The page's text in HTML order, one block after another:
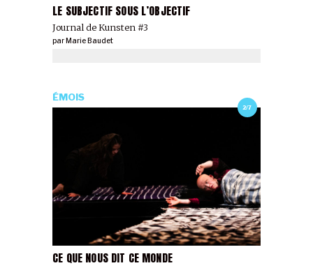
LE SUBJECTIF SOUS L’OBJECTIF
Journal de Kunsten #3
parMarie Baudet
2/7
CE QUE NOUS DIT CE MONDE
ÉMOIS